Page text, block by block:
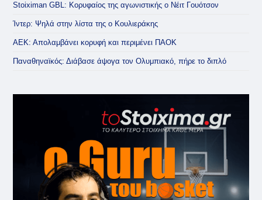
Stoiximan GBL: Κορυφαίος της αγωνιστικής ο Νέιτ Γουότσον
Ίντερ: Ψηλά στην λίστα της ο Κουλιεράκης
ΑΕΚ: Απολαμβάνει κορυφή και περιμένει ΠΑΟΚ
Παναθηναϊκός: Διάβασε άψογα τον Ολυμπιακό, πήρε το διπλό